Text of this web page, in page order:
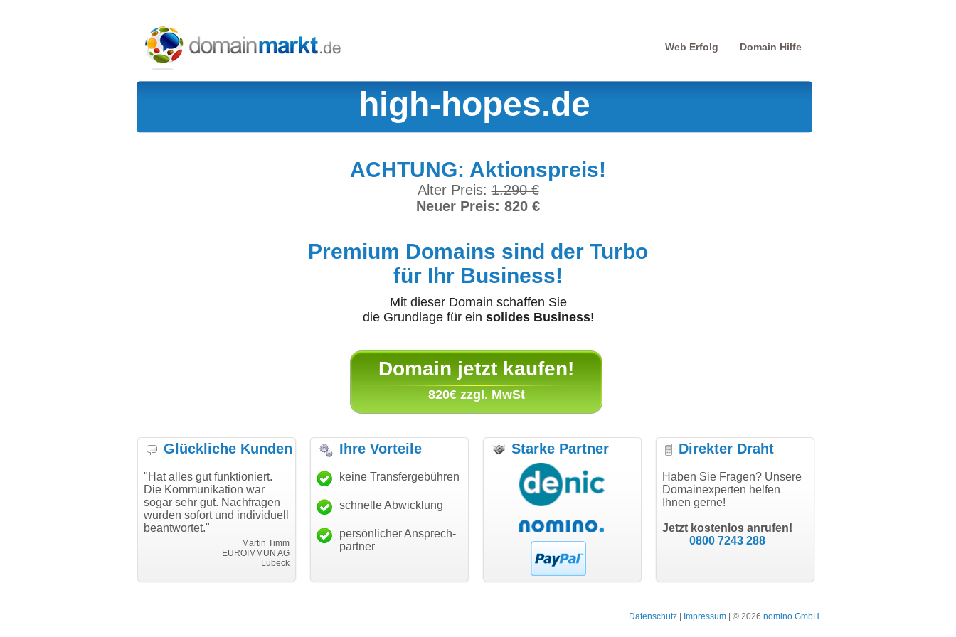
Web Erfolg Domain Hilfe
high-hopes.de
ACHTUNG: Aktionspreis!
Alter Preis:1.290 €
Neuer Preis: 820 €
Premium Domains sind der Turbo
für Ihr Business!
Mit dieser Domain schaffen Sie
die Grundlage für ein solides Business!
Domain jetzt kaufen!
820€ zzgl. MwSt
Glückliche Kunden
"Hat alles gut funktioniert.
Die Kommunikation war
sogar sehr gut. Nachfragen
wurden sofort und individuell
beantwortet."
Martin Timm
EUROIMMUN AG
Lübeck
"Danke für den schnellen
Transfer und guten Service!"
Thomas Schäfer
i can eckert communication GmbH
"Ich bin dankbar, meine
Wunschdomain gefunden zu
haben. Die Domain passt für
hundertprozentig."
Janina Köck
Leben im Einklang
leben-im-einklang.de
"Super Abwicklung, vielen
modern software GbR
Landau an der Isar
"Vielen Dank für den
Ihre Vorteile
keine Transfergebühren
schnelle Abwicklung
persönlicher Ansprech-
partner
Starke Partner Direkter Draht
Haben Sie Fragen? Unsere
Domainexperten helfen
Ihnen gerne!
Jetzt kostenlos anrufen!
0800 7243 288
Datenschutz Impressum | © 2026 nomino GmbH